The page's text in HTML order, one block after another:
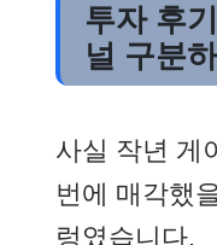
투자 후
널 구분하
사실 작년 게
번에 매각했
렁였습니다.